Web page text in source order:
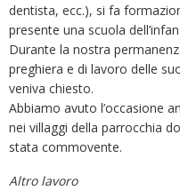
dentista, ecc.), si fa
presente una scuola
Durante la nostra
preghiera e di lavoro delle
veniva chiesto.
Abbiamo avuto l’occasione
nei villaggi della parrocchia
stata commovente.
Altro lavoro